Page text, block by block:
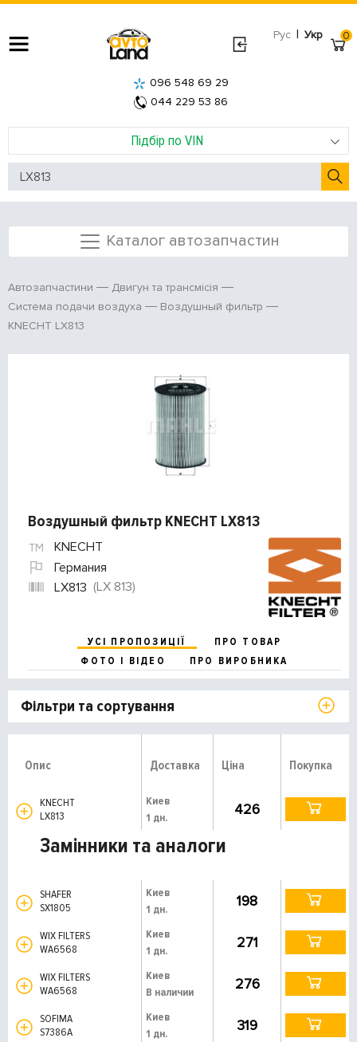
Рус | Укр
Підбір по VIN
096 548 69 29
044 229 53 86
0
Каталог автозапчастин
Автозапчастини
Двигун та трансмісія
Система подачи воздуха
Воздушный фильтр
KNECHT LX813
Воздушный фильтр KNECHT LX813
KNECHT
Германия
LX813 (LX 813)
УСІ ПРОПОЗИЦІЇ
ПРО ТОВАР
ФОТО І ВІДЕО
ПРО ВИРОБНИКА
Фільтри та сортування
Опис Доставка Ціна Покупка
KNECHT
LX813
Киев
1 дн.
426
Замінники та аналоги
SHAFER
SX1805
Киев
1 дн.
198
WIX FILTERS
WA6568
Киев
1 дн.
271
WIX FILTERS
WA6568
Киев
В наличии
276
SOFIMA
S7386A
Киев
1 дн.
319